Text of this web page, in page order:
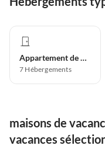
Appartement de vacances
7 Hébergements
maisons de
vacances